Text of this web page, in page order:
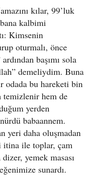
kılar, 99’luk
kalbimi
Kimsenin
oturmalı, önce
başımı sola
demeliydim. Buna
bu hareketi bin
hem de
yerden
babaannem.
yeri daha oluşmadan
itina ile toplar, çam
dizer, yemek masası
sunardı.